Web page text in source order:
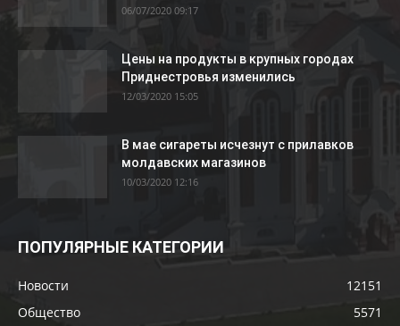
06/07/2020 09:17
Цены на продукты в крупных городах
Приднестровья изменились
12/03/2020 15:05
В мае сигареты исчезнут с прилавков
молдавских магазинов
10/03/2020 12:16
ПОПУЛЯРНЫЕ КАТЕГОРИИ
Новости
12151
Общество
5571